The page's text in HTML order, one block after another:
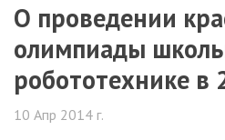
О проведении
олимпиады
робототехнике в
10 Апр 2014 г.